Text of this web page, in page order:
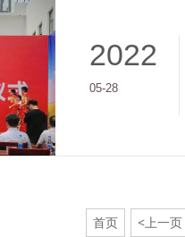
2022
05-28
首页 <上一页